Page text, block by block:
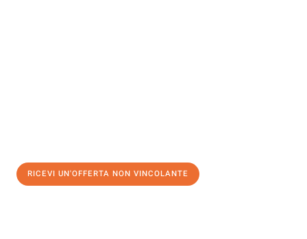
RICEVI UN'OFFERTA NON VINCOLANTE